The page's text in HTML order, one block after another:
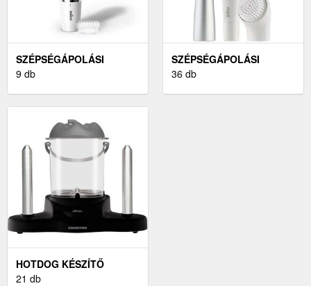
SZÉPSÉGÁPOLÁSI
GÉPEK & KIEGÉSZÍTŐK
9 db
SZÉPSÉGÁPOLÁSI
GÉPEK ÉS KIEGÉSZÍTŐK
36 db
HOTDOG KÉSZÍTŐ
21 db